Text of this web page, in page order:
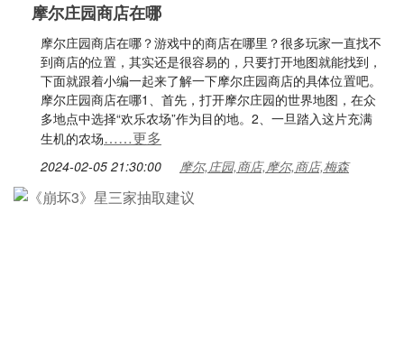
摩尔庄园商店在哪
摩尔庄园商店在哪？游戏中的商店在哪里？很多玩家一直找不
到商店的位置，其实还是很容易的，只要打开地图就能找到，
下面就跟着小编一起来了解一下摩尔庄园商店的具体位置吧。
摩尔庄园商店在哪1、首先，打开摩尔庄园的世界地图，在众
多地点中选择“欢乐农场”作为目的地。2、一旦踏入这片充满
生机的农场……更多
2024-02-05 21:30:00 摩尔,庄园,商店,摩尔,商店,梅森